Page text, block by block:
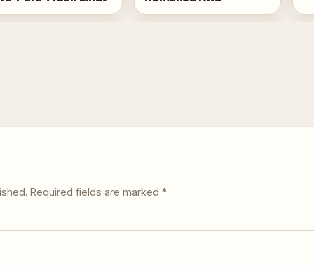
Required fields are marked*